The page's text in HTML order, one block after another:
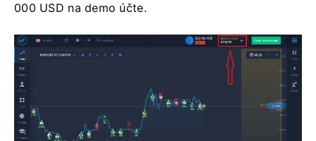
000 USD na demo účte.